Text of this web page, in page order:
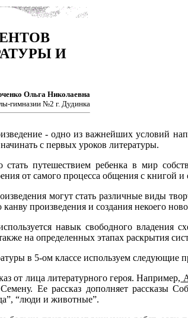
И
Ольга Николаевна
гимназии №2 г. Дудинка
- одно из важнейших условий
с первых уроков литературы.
путешествием ребенка в мир
от самого процесса общения с книгой и
могут стать различные виды
произведения и создания некоего
навык свободного
на определенных этапах раскрытия
в 5-ом классе используем следующие
от лица литературного героя. Например,
Ее рассказ дополняет рассказы
“люди и животные”.